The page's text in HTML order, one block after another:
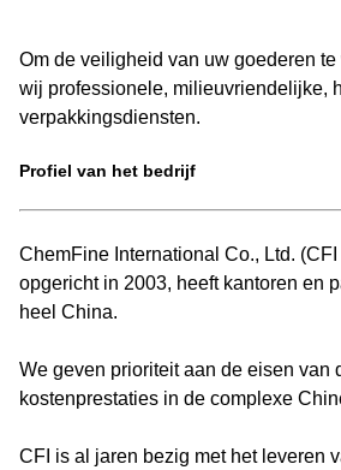
Om de veiligheid van uw goederen
wij professionele, milieuvriendelijke,
verpakkingsdiensten.
Profiel van het bedrijf
ChemFine International Co., Ltd.
opgericht in 2003, heeft kantoren en
heel China.
We geven prioriteit aan de eisen van
kostenprestaties in de complexe
CFI is al jaren bezig met het leveren